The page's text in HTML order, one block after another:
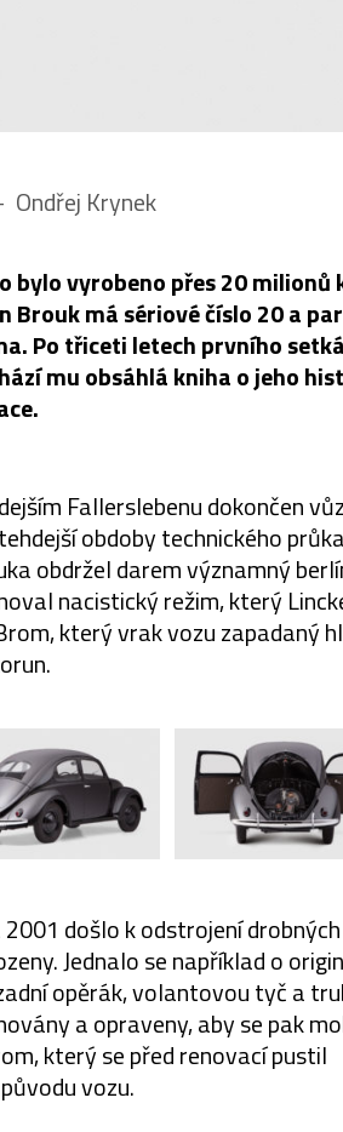
Ondřej Krynek
bylo vyrobeno přes 20 milionů
Brouk má sériové číslo 20 a
Po třiceti letech prvního
mu obsáhlá kniha o jeho
Fallerslebenu dokončen
obdoby technického
obdržel darem významný
nacistický režim, který
který vrak vozu zapadaný
došlo k odstrojení
Jednalo se například o
opěrák, volantovou tyč a
a opraveny, aby se pak
který se před renovací pustil
vozu.